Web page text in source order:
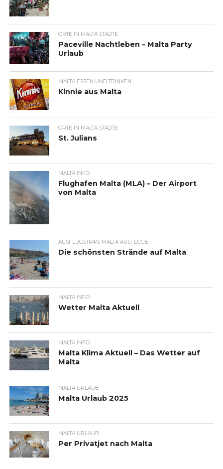
ORTE IN MALTA STÄDTE
Paceville Nachtleben – Malta Party
Urlaub
MALTA ESSEN UND TRINKEN
Kinnie aus Malta
ORTE IN MALTA STÄDTE
St. Julians
MALTA INFO
Flughafen Malta (MLA) – Der Airport
von Malta
AUSFLUGSTIPPS MALTA AUSFLÜGE
Die schönsten Strände auf Malta
MALTA INFO
Wetter Malta Aktuell
MALTA INFO
Malta Klima Aktuell – Das Wetter auf
Malta
MALTA URLAUB
Malta Urlaub 2025
MALTA URLAUB
Per Privatjet nach Malta